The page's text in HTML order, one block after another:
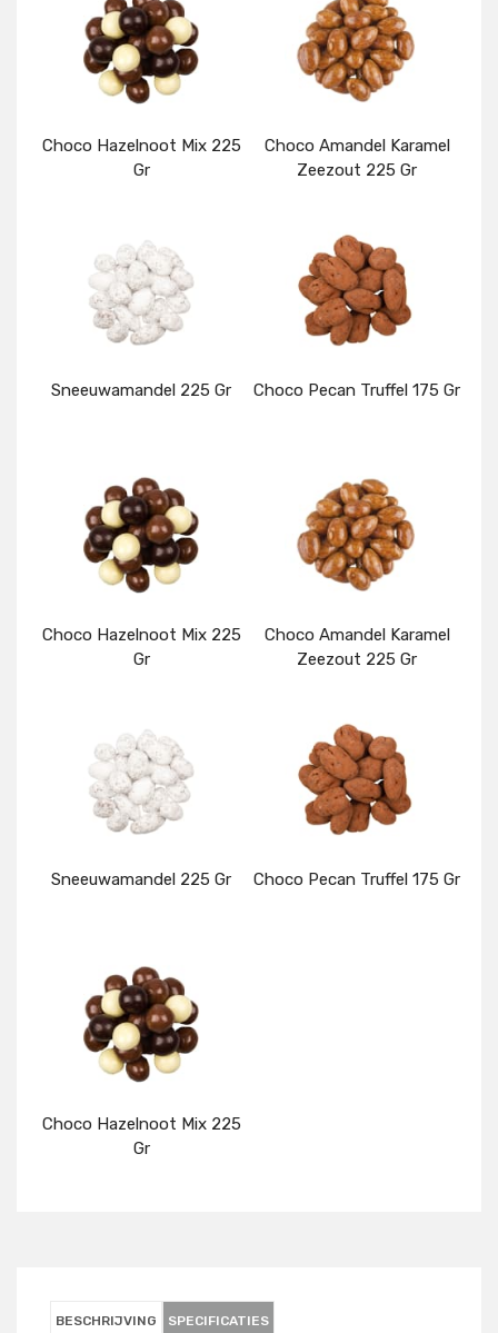
Choco Hazelnoot Mix 225
Gr
Details
Choco Amandel Karamel
Zeezout 225 Gr
Details
Sneeuwamandel 225 Gr
Details
Choco Pecan Truffel 175 Gr
Details
Choco Hazelnoot Mix 225
Gr
Details
Choco Amandel Karamel
Zeezout 225 Gr
Details
Sneeuwamandel 225 Gr
Details
Choco Pecan Truffel 175 Gr
Choco Hazelnoot Mix 225
Gr
BESCHRIJVING SPECIFICATIES